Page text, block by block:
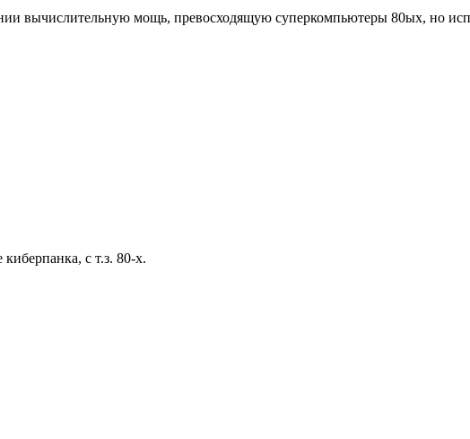
вычислительную мощь, превосходящую суперкомпьютеры 80ых, но
с т.з. 80-х.